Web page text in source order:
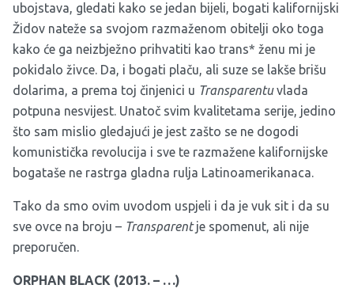
ubojstava, gledati kako se jedan bijeli, bogati kalifornijski
Židov nateže sa svojom razmaženom obitelji oko toga
kako će ga neizbježno prihvatiti kao trans* ženu mi je
pokidalo živce. Da, i bogati plaču, ali suze se lakše brišu
dolarima, a prema toj činjenici u Transparentuvlada
potpuna nesvijest. Unatoč svim kvalitetama serije, jedino
što sam mislio gledajući je jest zašto se ne dogodi
komunistička revolucija i sve te razmažene kalifornijske
bogataše ne rastrga gladna rulja Latinoamerikanaca.
Tako da smo ovim uvodom uspjeli i da je vuk sit i da su
sve ovce na broju – Transparentje spomenut, ali nije
preporučen.
ORPHAN BLACK (2013. – …)